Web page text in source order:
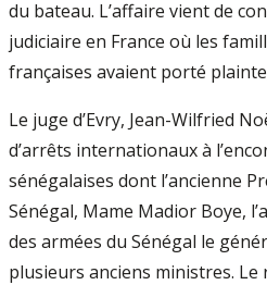
du bateau. L’affaire vient de
judiciaire en France où les
françaises avaient porté
Le juge d’Evry, Jean-Wilfried
d’arrêts internationaux à
sénégalaises dont l’ancienne
Sénégal, Mame Madior Boye,
des armées du Sénégal le
plusieurs anciens ministres.